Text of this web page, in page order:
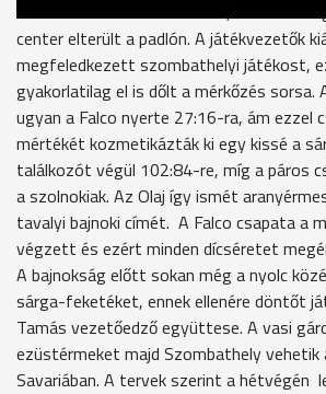
center elterült a padlón. A játékvezetők
megfeledkezett szombathelyi játékost,
gyakorlatilag el is dőlt a mérkőzés sorsa.
ugyan a Falco nyerte 27:16-ra, ám ezzel
mértékét kozmetikázták ki egy kissé a
találkozót végül 102:84-re, míg a páros
a szolnokiak. Az Olaj így ismét
tavalyi bajnoki címét. A Falco csapata a
végzett és ezért minden dícséretet
A bajnokság előtt sokan még a nyolc
sárga-feketéket, ennek ellenére döntőt
Tamás vezetőedző együttese. A vasi
ezüstérmeket majd Szombathely vehetik
Savariában. A tervek szerint a hétvégén